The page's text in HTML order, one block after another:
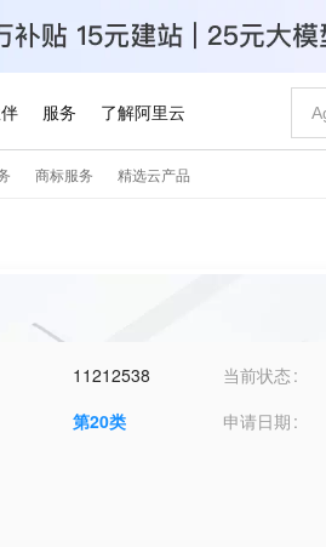
11212538 当前状态
第20类 申请日期